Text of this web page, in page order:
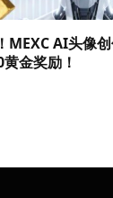
MEXC AI头像
金奖励！